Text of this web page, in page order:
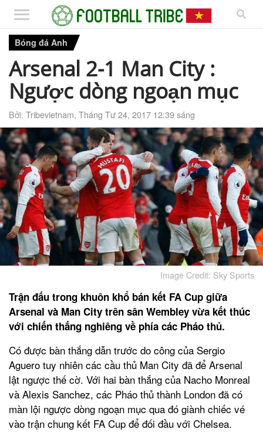
Bóng đá Anh
Arsenal 2-1 Man City :
Ngược dòng ngoạn mục
Bởi: Tribevietnam, Tháng Tư 24, 2017 12:39 sáng
Image Credit: Sky Sports
Trận đấu trong khuôn khổ bán kết FA Cup giữa
Arsenal và Man City trên sân Wembley vừa kết thúc
với chiến thắng nghiêng về phía các Pháo thủ.
Có được bàn thắng dẫn trước do công của Sergio
Aguero tuy nhiên các cầu thủ Man City đã để Arsenal
lật ngược thế cờ. Với hai bàn thắng của Nacho Monreal
và Alexis Sanchez, các Pháo thủ thành London đã có
màn lội ngược dòng ngoạn mục qua đó giành chiếc vé
vào trận chung kết FA Cup để đối đầu với Chelsea.